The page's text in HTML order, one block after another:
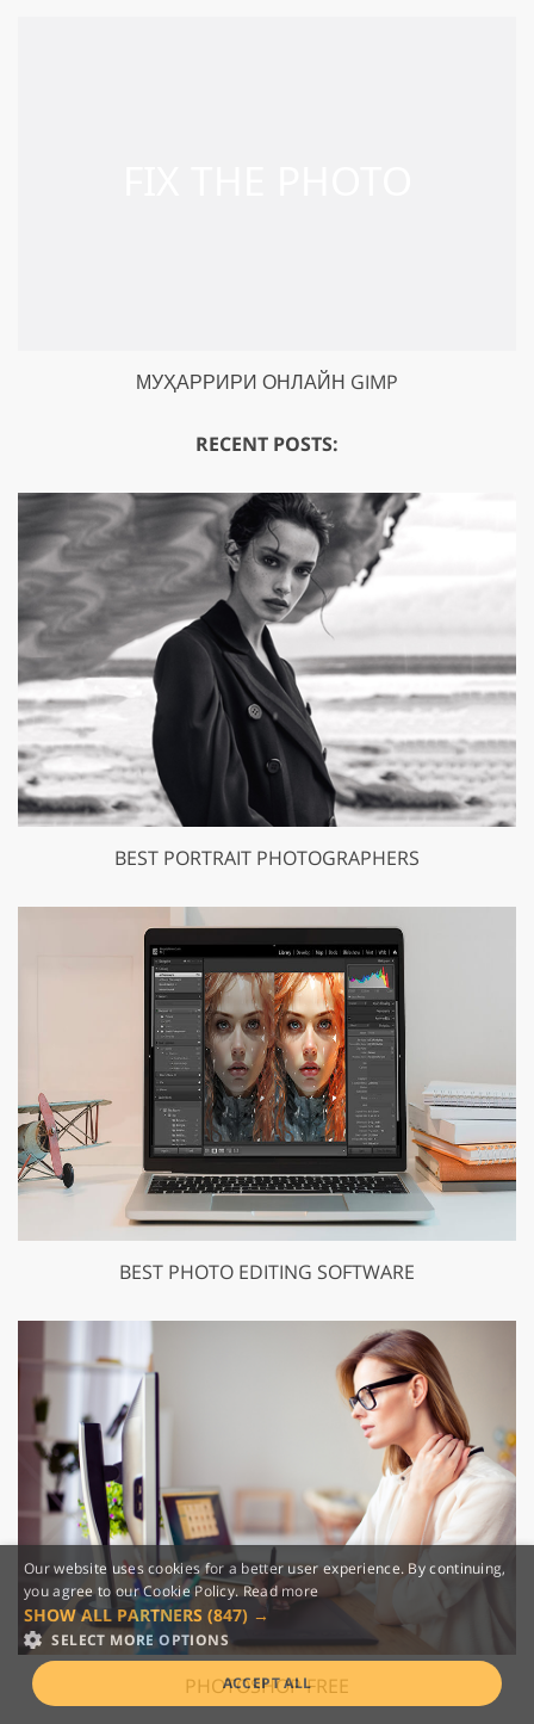
МУҲАРРИРИ ОНЛАЙН GIMP
RECENT POSTS:
BEST PORTRAIT PHOTOGRAPHERS
BEST PHOTO EDITING SOFTWARE
PHOTOSHOP FREE
Our website uses cookies for a better user experience. By continuing,
you agree to our Cookie Policy.Read more
SHOW ALL PARTNERS (847) →
SELECT MORE OPTIONS
ACCEPT ALL